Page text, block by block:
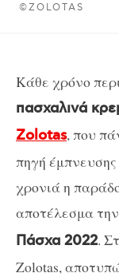
©ZOLOTAS
Κάθε χρόνο
πασχαλινά
Zolotas, που
πηγή έμπνευσης
χρονιά η
αποτέλεσμα
Πάσχα 2022.
Zolotas,